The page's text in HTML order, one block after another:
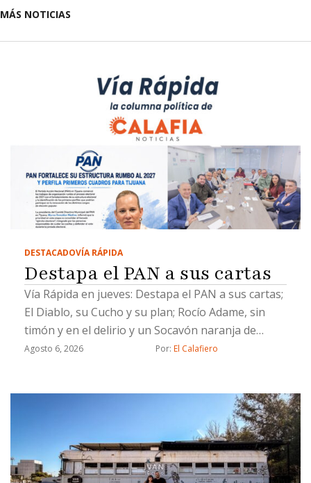
MÁS NOTICIAS
DESTACADOVÍA RÁPIDA
Destapa el PAN a sus cartas
Vía Rápida en jueves: Destapa el PAN a sus cartas;
El Diablo, su Cucho y su plan; Rocío Adame, sin
timón y en el delirio y un Socavón naranja de
Chicali
Agosto 6, 2026 Por: El Calafiero